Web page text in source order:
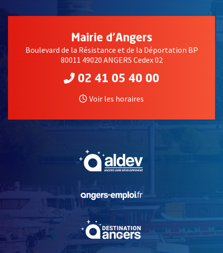
Mairie d'Angers
Boulevard de la Résistance et de la Déportation BP
80011 49020 ANGERS Cedex 02
02 41 05 40 00
Voir les horaires
, Ouvre une nouvelle